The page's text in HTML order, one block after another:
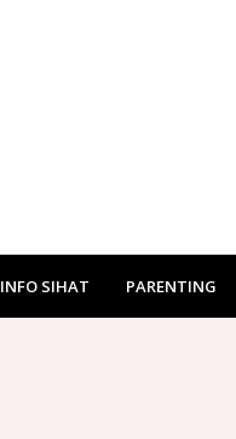
INFO SIHAT PARENTING